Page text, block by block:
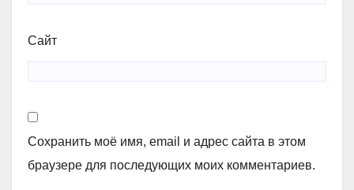
Сайт
Сохранить моё имя, email и адрес сайта в этом
браузере для последующих моих комментариев.